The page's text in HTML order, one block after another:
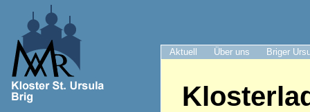
Aktuell Über uns Briger